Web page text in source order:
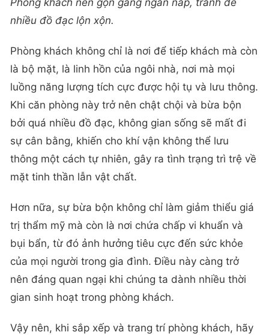
nhiều đồ đạc lộn xộn.
Phòng khách không chỉ là nơi để tiếp khách mà còn
là bộ mặt, là linh hồn của ngôi nhà, nơi mà mọi
luồng năng lượng tích cực được hội tụ và lưu thông.
Khi căn phòng này trở nên chật chội và bừa bộn
bởi quá nhiều đồ đạc, không gian sống sẽ mất đi
sự cân bằng, khiến cho khí vận không thể lưu
thông một cách tự nhiên, gây ra tình trạng trì trệ về
mặt tinh thần lẫn vật chất.
Hơn nữa, sự bừa bộn không chỉ làm giảm thiểu giá
trị thẩm mỹ mà còn là nơi chứa chấp vi khuẩn và
bụi bẩn, từ đó ảnh hưởng tiêu cực đến sức khỏe
của mọi người trong gia đình. Điều này càng trở
nên đáng quan ngại khi chúng ta dành nhiều thời
gian sinh hoạt trong phòng khách.
Vậy nên, khi sắp xếp và trang trí phòng khách, hãy